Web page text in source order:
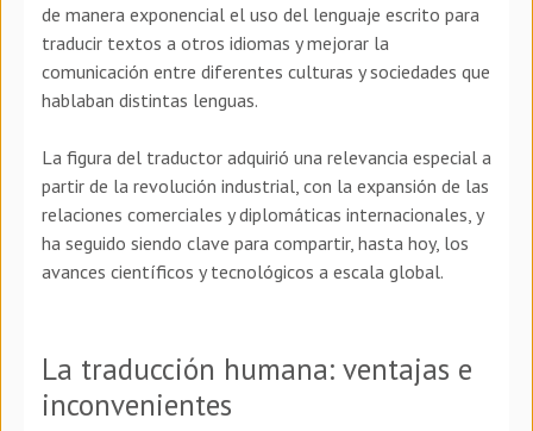
de manera exponencial el uso del lenguaje escrito para
traducir textos a otros idiomas y mejorar la
comunicación entre diferentes culturas y sociedades que
hablaban distintas lenguas.
La figura del traductor adquirió una relevancia especial a
partir de la revolución industrial, con la expansión de las
relaciones comerciales y diplomáticas internacionales, y
ha seguido siendo clave para compartir, hasta hoy, los
avances científicos y tecnológicos a escala global.
La traducción humana: ventajas e
inconvenientes